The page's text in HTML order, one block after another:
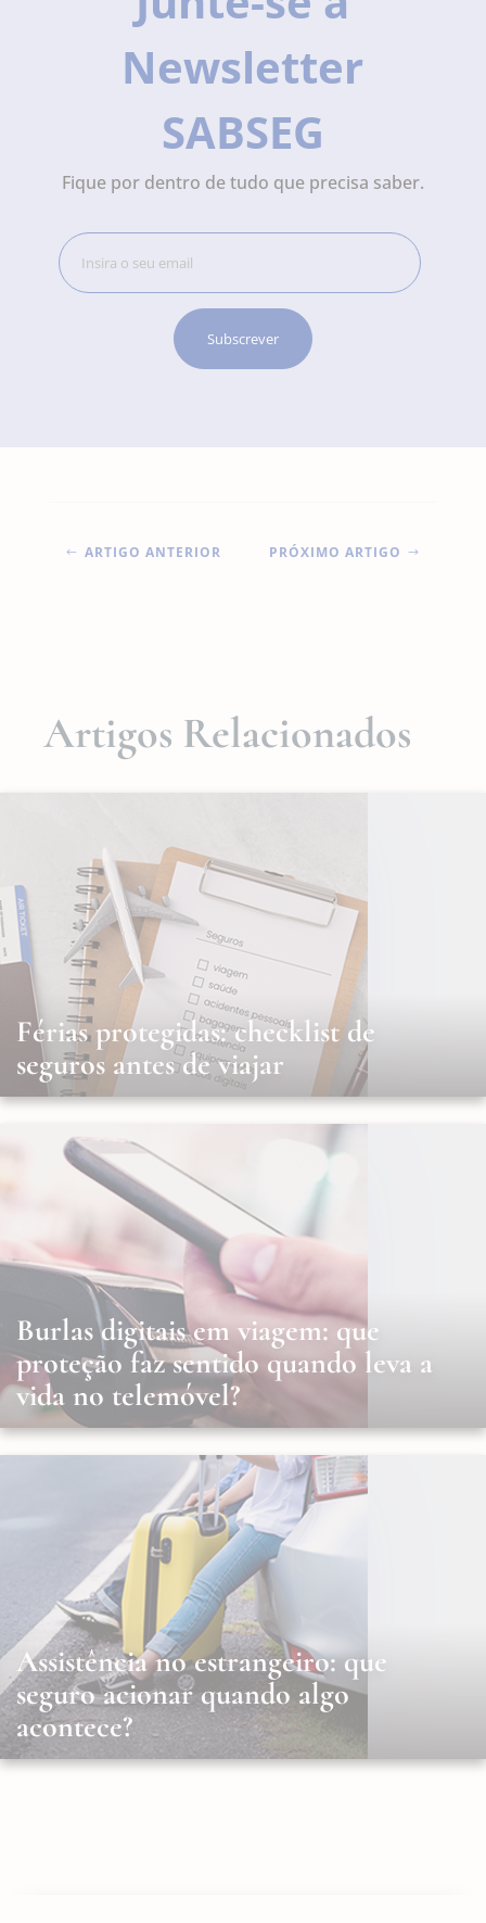
Newsletter
SABSEG
Fique por dentro de tudo que precisa saber.
# ARTIGO ANTERIOR PRÓXIMO ARTIGO $
Artigos Relacionados
Férias protegidas: checklist de
seguros antes de viajar
Burlas digitais em viagem: que
proteção faz sentido quando leva a
vida no telemóvel?
Assistência no estrangeiro: que
seguro acionar quando algo
acontece?